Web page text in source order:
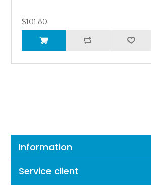
$101.80
Information
Service client